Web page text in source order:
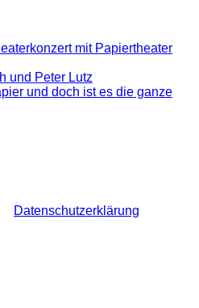
mit Papiertheater
und Peter Lutz
und doch ist es die ganze
Datenschutzerklärung